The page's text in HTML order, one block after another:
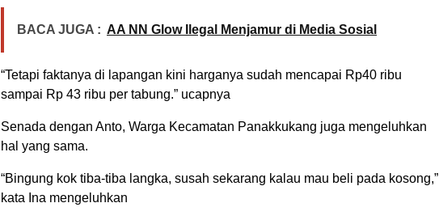
BACA JUGA : AA NN Glow Ilegal Menjamur di Media Sosial
“Tetapi faktanya di lapangan kini harganya sudah mencapai Rp40 ribu
sampai Rp 43 ribu per tabung.” ucapnya
Senada dengan Anto, Warga Kecamatan Panakkukang juga mengeluhkan
hal yang sama.
“Bingung kok tiba-tiba langka, susah sekarang kalau mau beli pada kosong,”
kata Ina mengeluhkan